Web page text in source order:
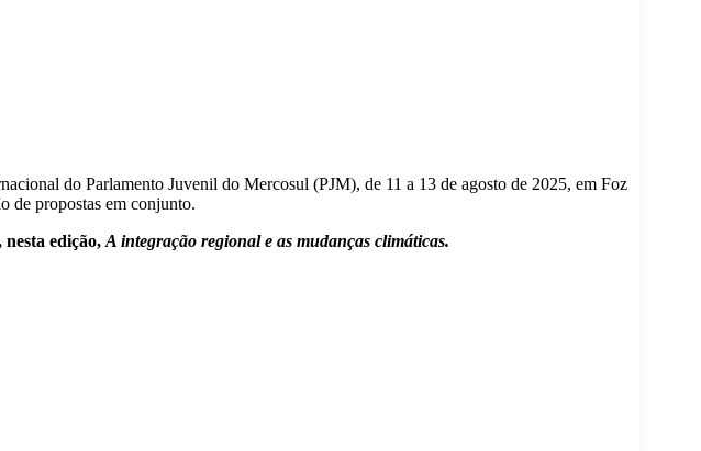
do Parlamento Juvenil do Mercosul (PJM), de 11 a 13 de agosto de 2025, em Foz
de propostas em conjunto.
edição, A integração regional e as mudanças climáticas.